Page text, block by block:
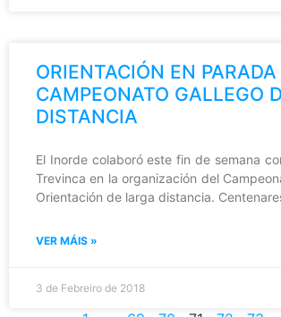
ORIENTACIÓN EN
CAMPEONATO GALLEGO
DISTANCIA
El Inorde colaboró este fin de semana
Trevinca en la organización del
Orientación de larga distancia.
VER MÁIS »
3 de Febreiro de 2018